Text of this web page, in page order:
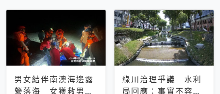
男女結伴南澳海邊露
營落海 女獲救男仍
綠川治理爭議 水利
局回應：事實不容被